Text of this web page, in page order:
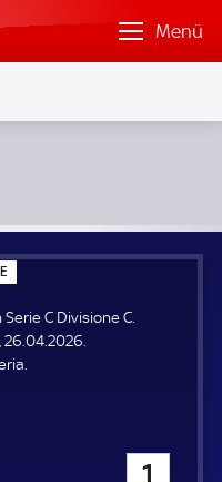
Menü
P
E
L
E
N
C Divisione C.
1